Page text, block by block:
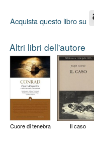
Acquista questo libro su
Altri libri dell'autore
Cuore di tenebra Il caso